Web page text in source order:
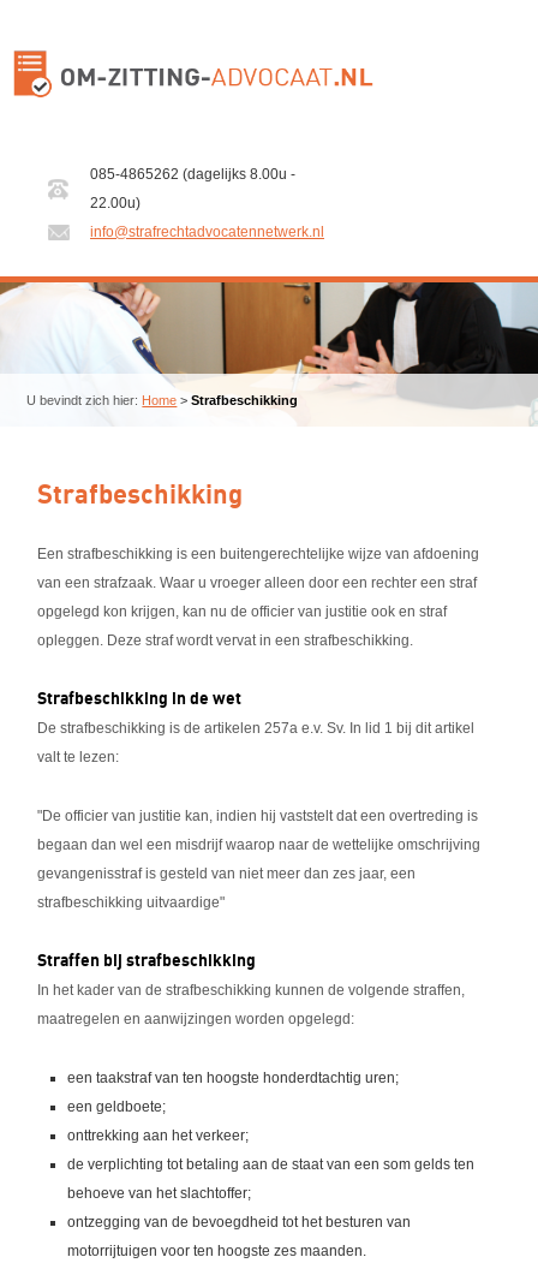
085-4865262 (dagelijks 8.00u -
22.00u)
info@strafrechtadvocatennetwerk.nl
U bevindt zich hier: Home >Strafbeschikking
Strafbeschikking
Een strafbeschikking is een buitengerechtelijke wijze van afdoening
van een strafzaak. Waar u vroeger alleen door een rechter een straf
opgelegd kon krijgen, kan nu de officier van justitie ook en straf
opleggen. Deze straf wordt vervat in een strafbeschikking.
Strafbeschikking in de wet
De strafbeschikking is de artikelen 257a e.v. Sv. In lid 1 bij dit artikel
valt te lezen:
"De officier van justitie kan, indien hij vaststelt dat een overtreding is
begaan dan wel een misdrijf waarop naar de wettelijke omschrijving
gevangenisstraf is gesteld van niet meer dan zes jaar, een
strafbeschikking uitvaardige"
Straffen bij strafbeschikking
In het kader van de strafbeschikking kunnen de volgende straffen,
maatregelen en aanwijzingen worden opgelegd:
een taakstraf van ten hoogste honderdtachtig uren;
een geldboete;
onttrekking aan het verkeer;
de verplichting tot betaling aan de staat van een som gelds ten
behoeve van het slachtoffer;
ontzegging van de bevoegdheid tot het besturen van
motorrijtuigen voor ten hoogste zes maanden.